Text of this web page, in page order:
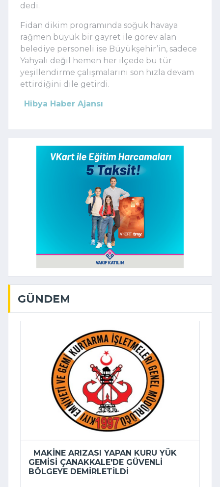
dedi.
Fidan dikim programında soğuk havaya
rağmen büyük bir gayret ile görev alan
belediye personeli ise Büyükşehir’in, sadece
Yahyalı değil hemen her ilçede bu tür
yeşillendirme çalışmalarını son hızla devam
ettirdiğini dile getirdi.
Hibya Haber Ajansı
GÜNDEM
MAKINE ARIZASI YAPAN KURU YÜK
GEMISI ÇANAKKALE'DE GÜVENLI
BÖLGEYE DEMIRLETILDI